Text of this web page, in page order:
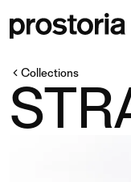
Collections